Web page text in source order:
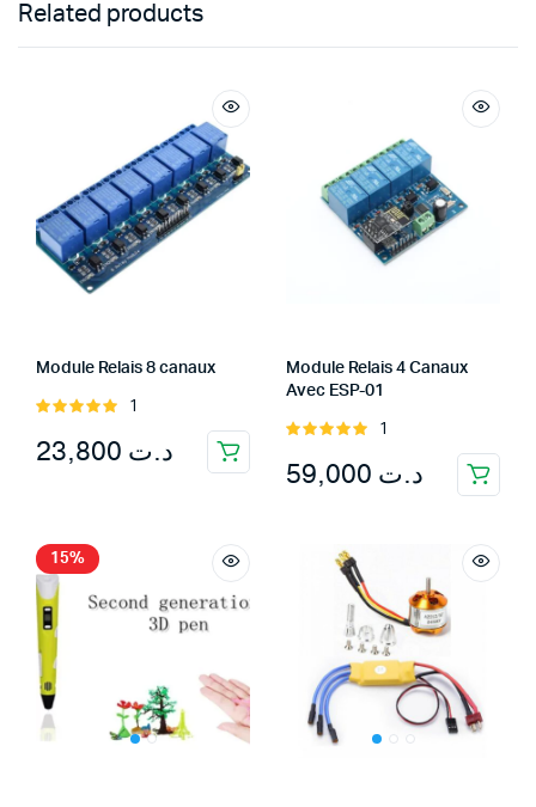
Related products
Module Relais 8 canaux
Rated
5
1
د.ت
Module Relais 4 Canaux
Avec ESP-01
Rated
5
1
د.ت
15%